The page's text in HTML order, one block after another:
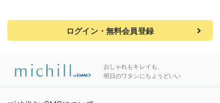
ログイン・無料会員登録
おしゃれもキレイも、
明日のワタシにちょうどいい